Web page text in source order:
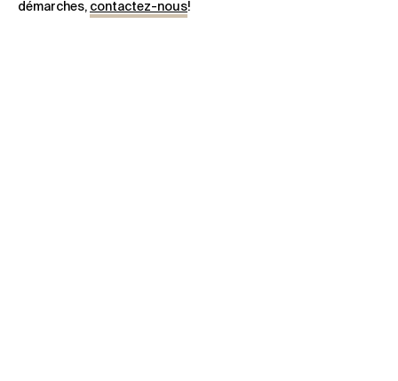
démarches, contactez-nous!